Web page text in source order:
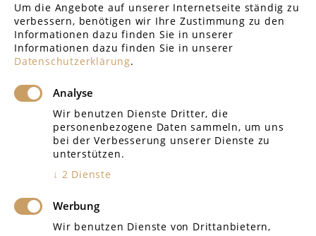
GERICHTE REGIONAL
Amtsgericht Rottenburg
Amtsgericht Tübingen
Arbeitsgericht Reutlingen
Um die Angebote auf unserer Internetseite ständig zu
verbessern, benötigen wir Ihre Zustimmung zu den
Informationen dazu finden Sie in unserer
Informationen dazu finden Sie in unserer
Datenschutzerklärung.
Analyse
Wir benutzen Dienste Dritter, die
personenbezogene Daten sammeln, um uns
bei der Verbesserung unserer Dienste zu
unterstützen.
↓ 2 Dienste
Werbung
Wir benutzen Dienste von Drittanbietern,